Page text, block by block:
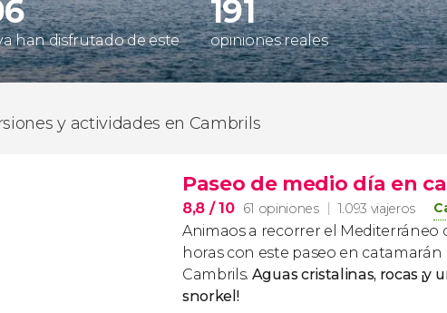
han disfrutado de este
191
opiniones reales
y actividades en Cambrils
Paseo de medio día en
8,8 / 10 61 opiniones 1.093 viajeros
Animaos a recorrer el Mediterráneo
horas con este paseo en catamarán
Cambrils. Aguas cristalinas, rocas ¡y
snorkel!